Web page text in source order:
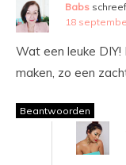
Babs
18
Wat een leuke
maken, zo een
Beantwoorden